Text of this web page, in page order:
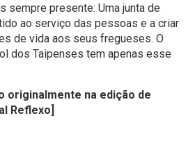
sempre presente: Uma junta de
ao serviço das pessoas e a criar
de vida aos seus fregueses. O
dos Taipenses tem apenas esse
originalmente na edição de
Reflexo]